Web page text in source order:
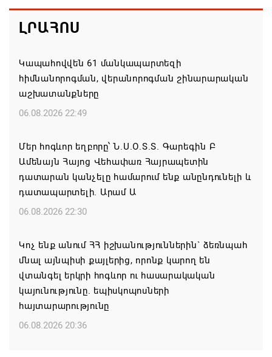
ԼՐԱՀՈՍ
Կապահովվեն 61 մանկապարտեզի
հիմնանորոգման, վերանորոգման շինարարական
աշխատանքները
06.08.2026 22:49
Մեր հոգևոր եղբորը՝ Ն.Ս.Օ.Տ.Տ. Գարեգին Բ
Ամենայն Հայոց Վեհափառ Հայրապետին
դատարան կանչելը համարում ենք անընդունելի և
դատապարտելի. Արամ Ա
06.08.2026 22:30
Կոչ ենք անում ՀՀ իշխանություններին` ձեռնպահ
մնալ այնպիսի քայլերից, որոնք կարող են
վտանգել երկրի հոգևոր ու հասարակական
կայունությունը. եպիսկոպոսների
հայտարարությունը
06.08.2026 20:36